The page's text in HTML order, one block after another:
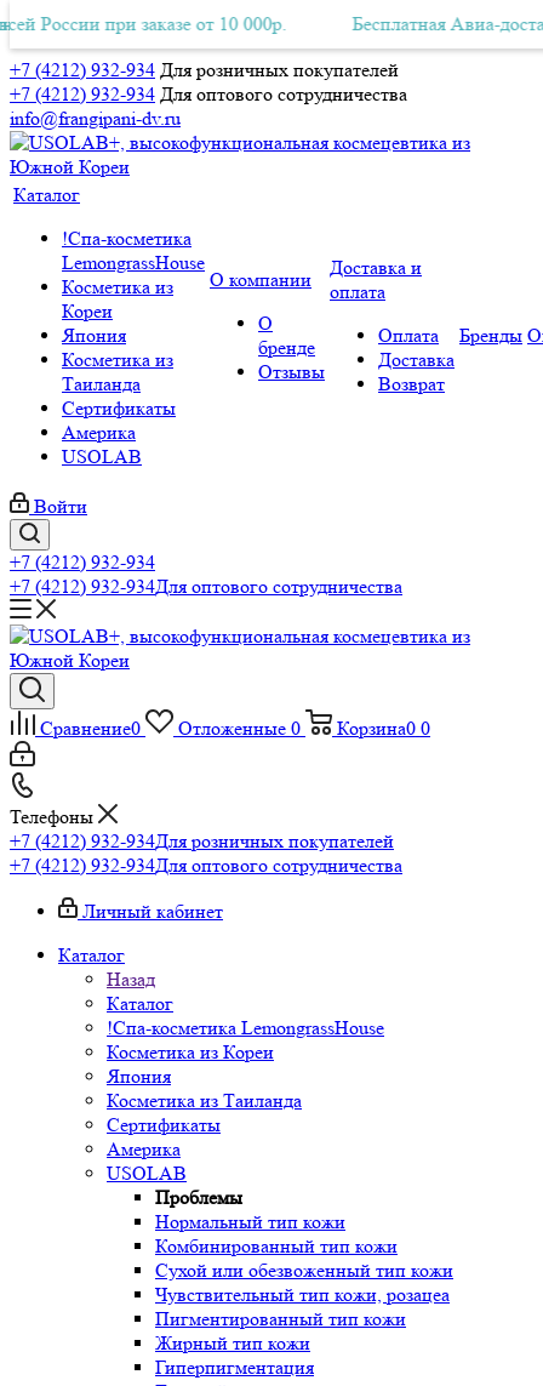
+7 (4212) 932-934 Для розничных покупателей
+7 (4212) 932-934 Для оптового сотрудничества
info@frangipani-dv.ru
Авиа-доставка по всей России при заказе от 10 000р.
при заказе от 10 000р. Бесплатная Авиа-доставка по
Каталог
!Спа-косметика
LemongrassHouse
Косметика из
Кореи
Япония
Косметика из
Таиланда
Сертификаты
Америка
USOLAB
О компании
О
бренде
Отзывы
Доставка и
оплата
Оплата
Доставка
Возврат
Бренды
Войти
+7 (4212) 932-934
+7 (4212) 932-934Для оптового сотрудничества
Сравнение0 Отложенные 0 Корзина0 0
Телефоны
+7 (4212) 932-934Для розничных покупателей
+7 (4212) 932-934Для оптового сотрудничества
Личный кабинет
Каталог
Назад
Каталог
!Спа-косметика LemongrassHouse
Косметика из Кореи
Япония
Косметика из Таиланда
Сертификаты
Америка
USOLAB
Проблемы
Нормальный тип кожи
Комбинированный тип кожи
Сухой или обезвоженный тип кожи
Чувствительный тип кожи, розацеа
Пигментированный тип кожи
Жирный тип кожи
Гиперпигментация